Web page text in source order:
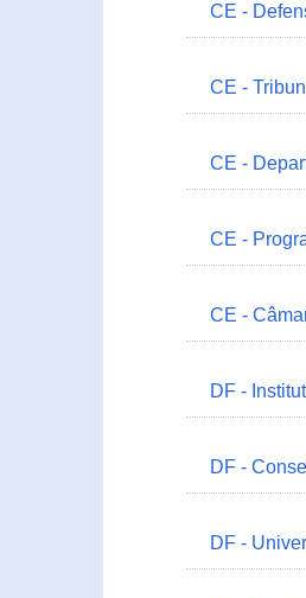
CE -
CE -
CE -
CE -
CE -
DF -
DF -
DF -